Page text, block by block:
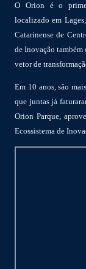
O Orion é o
localizado em
Catarinense de
de Inovação
vetor de
Em 10 anos, são
que juntas já
Orion Parque,
Ecossistema de